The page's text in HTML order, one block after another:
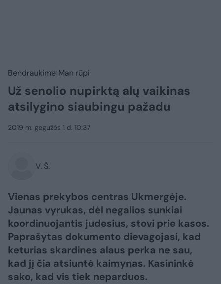
Bendraukime Man rūpi
Už senolio nupirktą alų vaikinas
atsilygino siaubingu pažadu
2019 m. gegužės 1 d. 10:37
V. Š.
Vienas prekybos centras Ukmergėje.
Jaunas vyrukas, dėl negalios sunkiai
koordinuojantis judesius, stovi prie kasos.
Paprašytas dokumento dievagojasi, kad
keturias skardines alaus perka ne sau,
kad jį čia atsiuntė kaimynas. Kasininkė
sako, kad vis tiek neparduos.